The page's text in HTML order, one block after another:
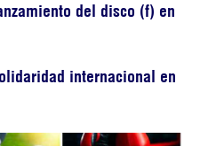
del disco (f) en
internacional en